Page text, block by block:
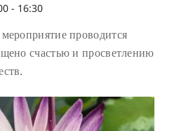
- 16:30
проводится
счастью и просветлению